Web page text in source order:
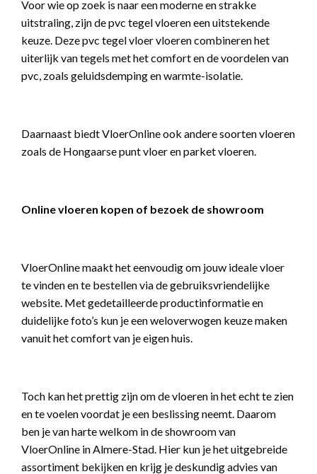
Voor wie op zoek is naar een moderne en strakke
uitstraling, zijn de pvc tegel vloeren een uitstekende
keuze. Deze pvc tegel vloer vloeren combineren het
uiterlijk van tegels met het comfort en de voordelen van
pvc, zoals geluidsdemping en warmte-isolatie.
Daarnaast biedt VloerOnline ook andere soorten vloeren
zoals de Hongaarse punt vloer en parket vloeren.
Online vloeren kopen of bezoek de showroom
VloerOnline maakt het eenvoudig om jouw ideale vloer
te vinden en te bestellen via de gebruiksvriendelijke
website. Met gedetailleerde productinformatie en
duidelijke foto’s kun je een weloverwogen keuze maken
vanuit het comfort van je eigen huis.
Toch kan het prettig zijn om de vloeren in het echt te zien
en te voelen voordat je een beslissing neemt. Daarom
ben je van harte welkom in de showroom van
VloerOnline in Almere-Stad. Hier kun je het uitgebreide
assortiment bekijken en krijg je deskundig advies van